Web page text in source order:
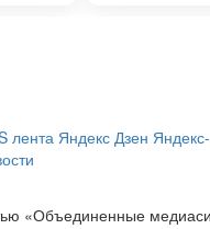
лента Яндекс Дзен Яндекс-
«Объединенные